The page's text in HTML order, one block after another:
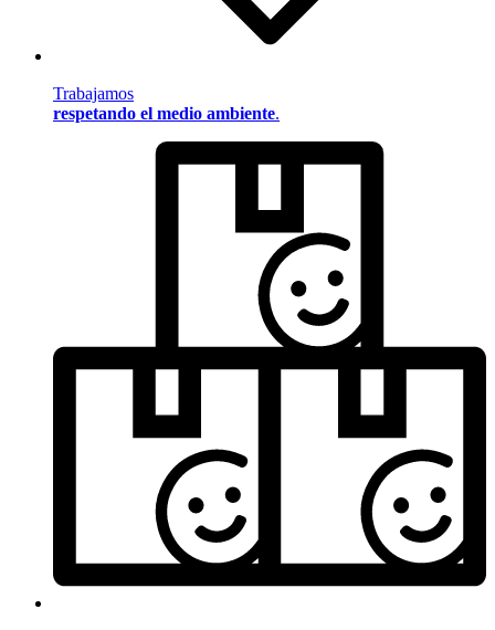
Trabajamos
respetando el medio ambiente.